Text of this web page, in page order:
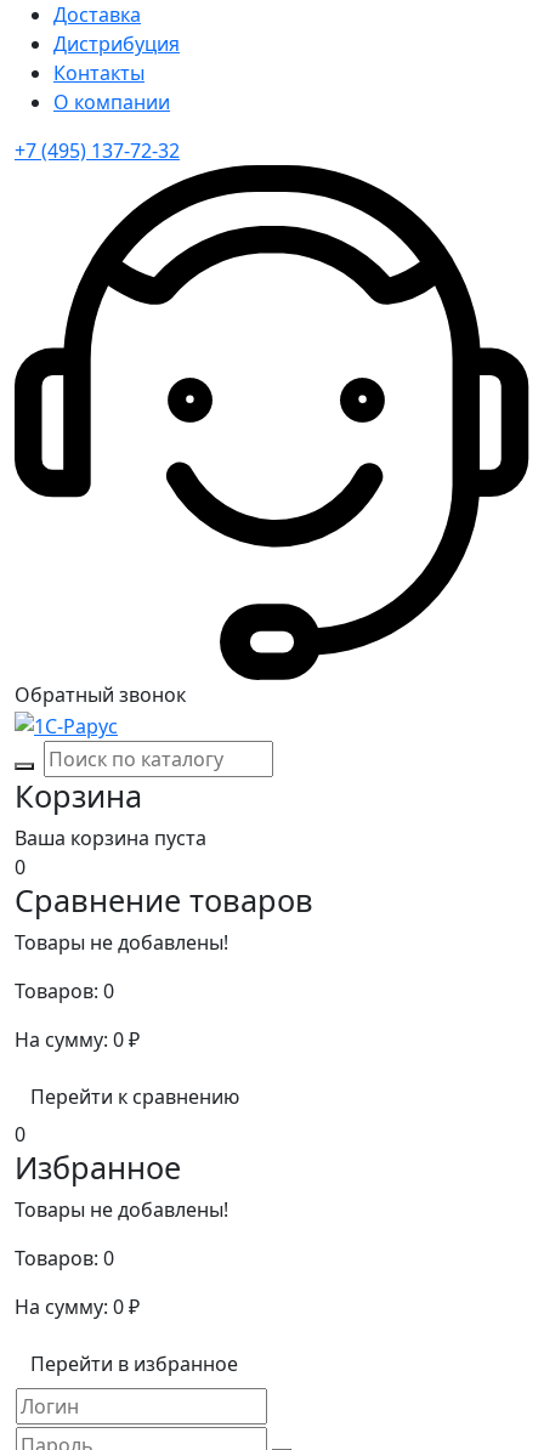
Доставка
Дистрибуция
Контакты
О компании
+7 (495) 137-72-32
Обратный звонок
Корзина
Ваша корзина пуста
0
Сравнение товаров
Товары не добавлены!
Товаров: 0
На сумму: 0₽
Перейти к сравнению
0
Избранное
Товары не добавлены!
Товаров: 0
На сумму: 0₽
Перейти в избранное